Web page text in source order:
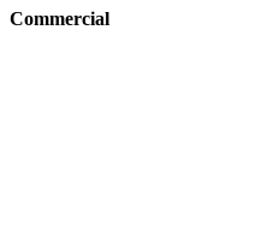
Commercial